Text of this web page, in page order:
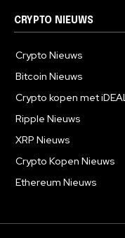
CRYPTO NIEUWS
Crypto Nieuws
Bitcoin Nieuws
Crypto kopen met iDEAL
Ripple Nieuws
XRP Nieuws
Crypto Kopen Nieuws
Ethereum Nieuws